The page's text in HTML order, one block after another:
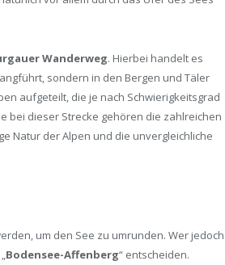
Wanderweg. Hierbei handelt es
sondern in den Bergen und Täler
aufgeteilt, die je nach Schwierigkeitsgrad
bei dieser Strecke gehören die zahlreichen
Natur der Alpen und die unvergleichliche
um den See zu umrunden. Wer jedoch
Bodensee-Affenberg“ entscheiden.